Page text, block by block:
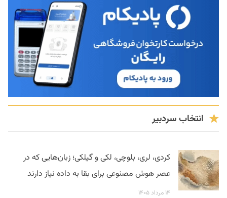
انتخاب سردبیر
کردی، لری، بلوچی، لکی و گیلکی؛ زبان‌هایی که در
عصر هوش مصنوعی برای بقا به داده نیاز دارند
۱۴ مرداد ۱۴۰۵